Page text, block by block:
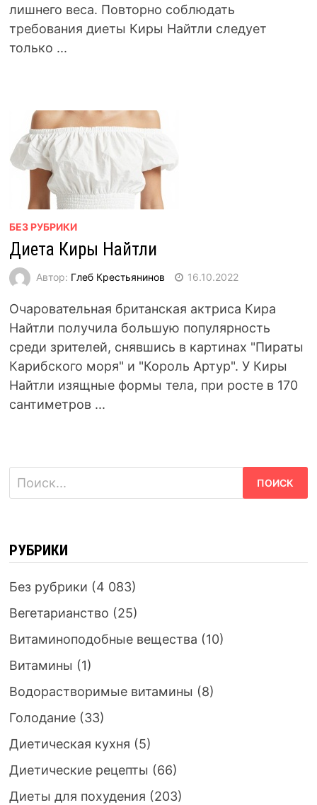
лишнего веса. Повторно соблюдать
требования диеты Киры Найтли следует
только ...
БЕЗ РУБРИКИ
Диета Киры Найтли
Автор: Глеб Крестьянинов 16.10.2022
Очаровательная британская актриса Кира
Найтли получила большую популярность
среди зрителей, снявшись в картинах "Пираты
Карибского моря" и "Король Артур". У Киры
Найтли изящные формы тела, при росте в 170
сантиметров ...
Найти:
РУБРИКИ
Без рубрики (4 083)
Вегетарианство (25)
Витаминоподобные вещества (10)
Витамины (1)
Водорастворимые витамины (8)
Голодание(33)
Диетическая кухня (5)
Диетические рецепты (66)
Диеты для похудения (203)